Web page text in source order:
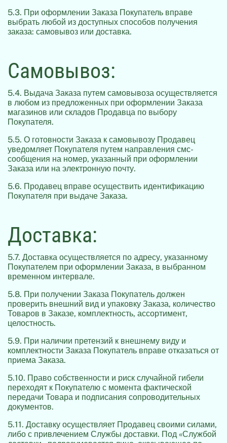
5.3. При оформлении Заказа Покупатель вправе
выбрать любой из доступных способов получения
заказа: самовывоз или доставка.
Самовывоз:
5.4. Выдача Заказа путем самовывоза осуществляется
в любом из предложенных при оформлении Заказа
магазинов или складов Продавца по выбору
Покупателя.
5.5. О готовности Заказа к самовывозу Продавец
уведомляет Покупателя путем направления смс-
сообщения на номер, указанный при оформлении
Заказа или на электронную почту.
5.6. Продавец вправе осуществить идентификацию
Покупателя при выдаче Заказа.
Доставка:
5.7. Доставка осуществляется по адресу, указанному
Покупателем при оформлении Заказа, в выбранном
временном интервале.
5.8. При получении Заказа Покупатель должен
проверить внешний вид и упаковку Заказа, количество
Товаров в Заказе, комплектность, ассортимент,
целостность.
5.9. При наличии претензий к внешнему виду и
комплектности Заказа Покупатель вправе отказаться от
приема Заказа.
5.10. Право собственности и риск случайной гибели
переходят к Покупателю с момента фактической
передачи Товара и подписания сопроводительных
документов.
5.11. Доставку осуществляет Продавец своими силами,
либо с привлечением Службы доставки. Под «Службой